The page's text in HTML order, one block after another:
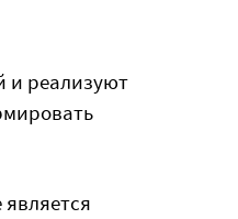
и реализуют